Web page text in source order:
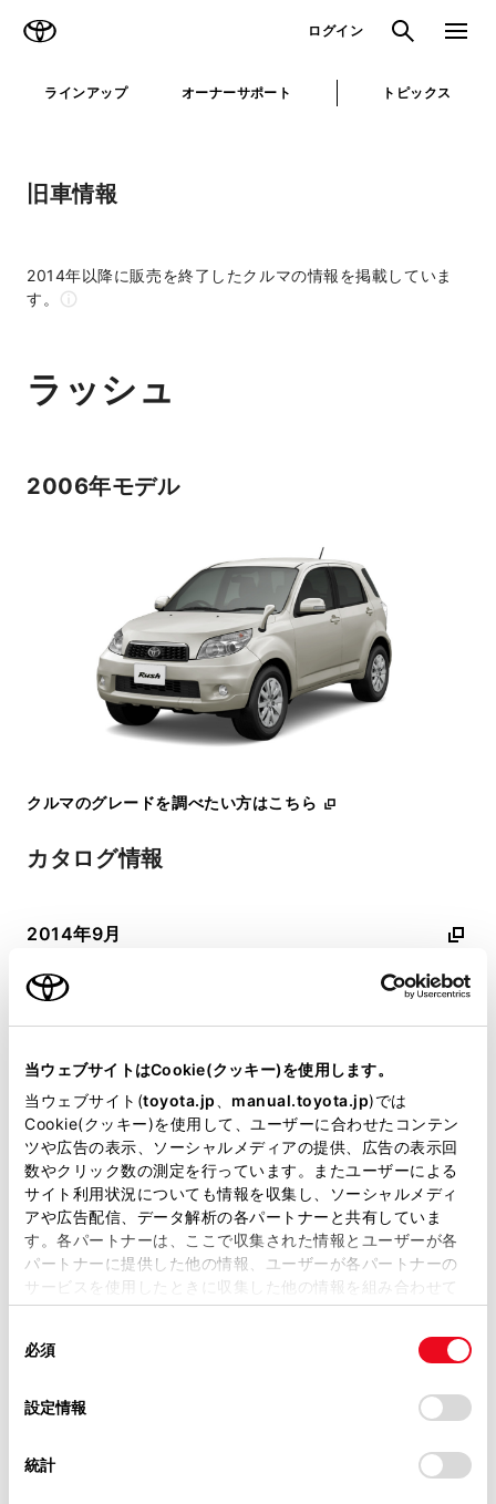
当ウェブサイトはCookie(クッキー)を使用します。
当ウェブサイト(toyota.jp manual.toyota.jp)では
Cookie(クッキー)を使用して、ユーザーに合わせたコンテン
ツや広告の表示、ソーシャルメディアの提供、広告の表示回
数やクリック数の測定を行っています。またユーザーによる
サイト利用状況についても情報を収集し、ソーシャルメディ
アや広告配信、データ解析の各パートナーと共有していま
す。各パートナーは、ここで収集された情報とユーザーが各
パートナーに提供した他の情報、ユーザーが各パートナーの
サービスを使用したときに収集した他の情報を組み合わせて
使用することがあります。当ウェブサイトの使用を続行する
デバイスにすべてのCookie(クッキー)が保存されることに同
意したことになります。Cookie(クッキー)のオプトアウト、
設定の変更、同意を撤回したりするにあたっては、当社の
「Cookie（クッキー）情報の取り扱いについて
」をご覧くだ
必須
設定情報
統計
ログイン 検索 メニュ
ラインアップ オーナーサポート トピックス
旧車情報
2014年以降に販売を終了したクルマの情報を掲載していま
す。
ラッシュ
2006年モデル
クルマのグレードを調べたい方はこちら
カタログ情報
2014年9月
オーナーサポート情報
取扱説明書 アフターサ
SUVの中古車情報